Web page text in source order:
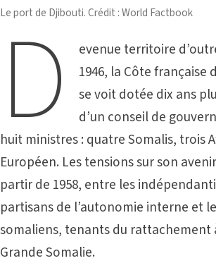
Le port de Djibouti. Crédit : World Factbook
D
evenue territoire
1946, la Côte française
se voit dotée dix ans
d’un conseil de
huit ministres : quatre Somalis, trois
Européen. Les tensions sur son
partir de 1958, entre les
partisans de l’autonomie interne et
somaliens, tenants du rattachement
Grande Somalie.